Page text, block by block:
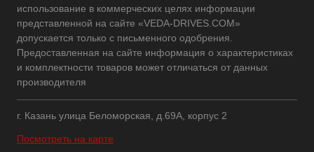
использование в коммерческих целях информации
представленной на сайте «VEDA-DRIVES.COM»
допускается только с письменного одобрения.
Предоставленная на сайте информация о характеристиках
и комплектности товаров может отличаться от данных
производителя
г. Казань улица Беломорская, д.69А, корпус 2
Посмотреть на карте